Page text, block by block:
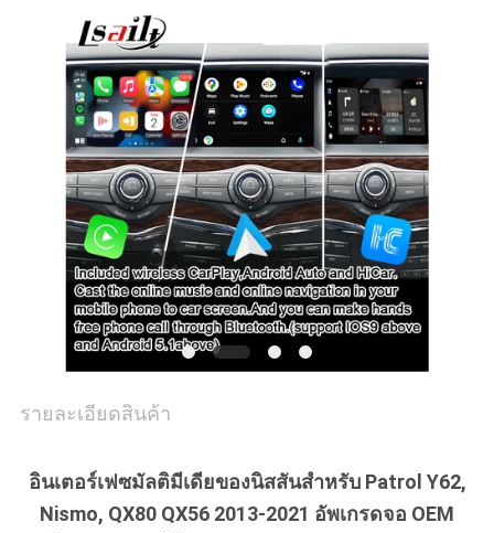
PRIVACY
POLICY
รายละเอียดสินค้า
อินเตอร์เฟซมัลติมีเดียของนิสสันสําหรับ Patrol Y62,
Nismo, QX80 QX56 2013-2021 อัพเกรดจอ OEM